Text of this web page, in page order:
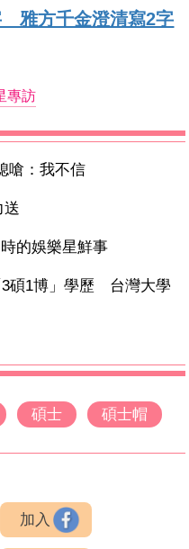
雅方千金澄清寫2字
專訪
嗆：我不信
送
的娛樂星鮮事
3碩1博」學歷 台灣大學
碩士 碩士帽
加入